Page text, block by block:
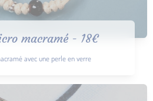
macramé - 18€
avec une perle en verre